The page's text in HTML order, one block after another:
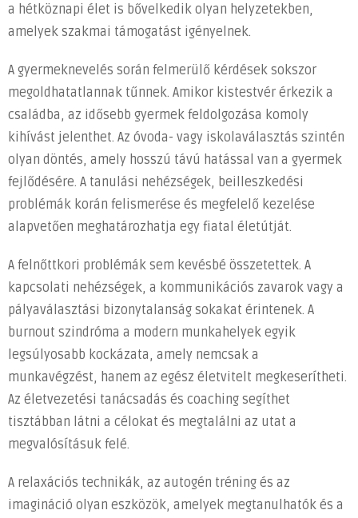
a hétköznapi élet is bővelkedik olyan helyzetekben,
amelyek szakmai támogatást igényelnek.
A gyermeknevelés során felmerülő kérdések sokszor
megoldhatatlannak tűnnek. Amikor kistestvér érkezik a
családba, az idősebb gyermek feldolgozása komoly
kihívást jelenthet. Az óvoda- vagy iskolaválasztás szintén
olyan döntés, amely hosszú távú hatással van a gyermek
fejlődésére. A tanulási nehézségek, beilleszkedési
problémák korán felismerése és megfelelő kezelése
alapvetően meghatározhatja egy fiatal életútját.
A felnőttkori problémák sem kevésbé összetettek. A
kapcsolati nehézségek, a kommunikációs zavarok vagy a
pályaválasztási bizonytalanság sokakat érintenek. A
burnout szindróma a modern munkahelyek egyik
legsúlyosabb kockázata, amely nemcsak a
munkavégzést, hanem az egész életvitelt megkeserítheti.
Az életvezetési tanácsadás és coaching segíthet
tisztábban látni a célokat és megtalálni az utat a
megvalósításuk felé.
A relaxációs technikák, az autogén tréning és az
imagináció olyan eszközök, amelyek megtanulhatók és a